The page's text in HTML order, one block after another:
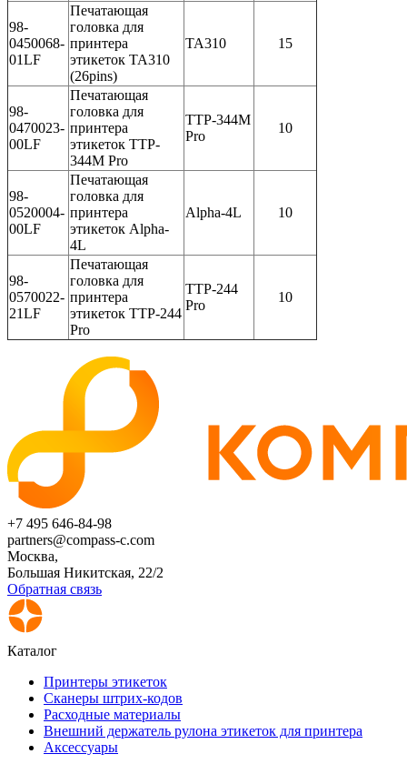
98-
0450068-
01LF
Печатающая
головка для
принтера
этикеток TA310
(26pins)
TA310 15
98-
0470023-
00LF
Печатающая
головка для
принтера
этикеток TTP-
344M Pro
TTP-344M
Pro
10
98-
0520004-
00LF
Печатающая
головка для
принтера
этикеток Alpha-
4L
Alpha-4L 10
98-
0570022-
21LF
Печатающая
головка для
принтера
этикеток TTP-244
Pro
TTP-244
Pro
10
+7 495 646-84-98
partners@compass-c.com
Москва,
Большая Никитская, 22/2
Обратная связь
Каталог
Принтеры этикеток
Сканеры штрих-кодов
Расходные материалы
Внешний держатель рулона этикеток для принтера
Аксессуары